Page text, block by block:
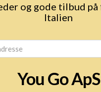
og gode tilbud
Italien
You Go ApS